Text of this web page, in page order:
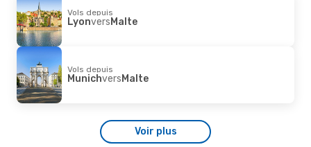
Vols depuis
LyonversMalte
Vols depuis
MunichversMalte
Voir plus